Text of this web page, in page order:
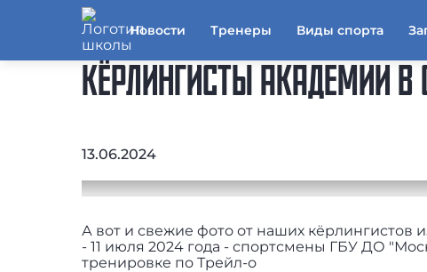
Новости Тренеры Виды спорта
КЁРЛИНГИСТЫ АКАДЕМИИ В
13.06.2024
А вот и свежие фото от наших кёрлингистов
- 11 июля 2024 года - спортсмены ГБУ ДО
тренировке по Трейл-о